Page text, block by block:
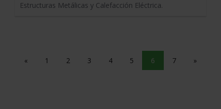
Estructuras Metálicas y Calefacción Eléctrica.
« 1 2 3 4 5 6 7 »